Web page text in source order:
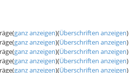
(ganz anzeigen)(Überschriften anzeigen)
(ganz anzeigen)(Überschriften anzeigen)
(ganz anzeigen)(Überschriften anzeigen)
(ganz anzeigen)(Überschriften anzeigen)
(ganz anzeigen)(Überschriften anzeigen)